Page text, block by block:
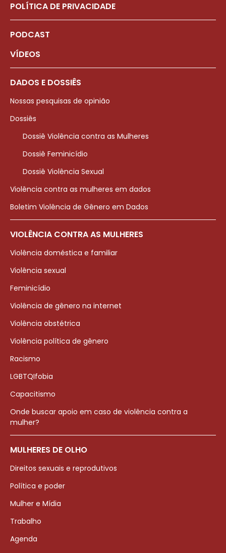
POLÍTICA DE PRIVACIDADE
PODCAST
VÍDEOS
DADOS E DOSSIÊS
Nossas pesquisas de opinião
Dossiês
Dossiê Violência contra as Mulheres
Dossiê Feminicídio
Dossiê Violência Sexual
Violência contra as mulheres em dados
Boletim Violência de Gênero em Dados
VIOLÊNCIA CONTRA AS MULHERES
Violência doméstica e familiar
Violência sexual
Feminicídio
Violência de gênero na internet
Violência obstétrica
Violência política de gênero
Racismo
LGBTQIfobia
Capacitismo
Onde buscar apoio em caso de violência contra a
mulher?
MULHERES DE OLHO
Direitos sexuais e reprodutivos
Política e poder
Mulher e Mídia
Trabalho
Agenda